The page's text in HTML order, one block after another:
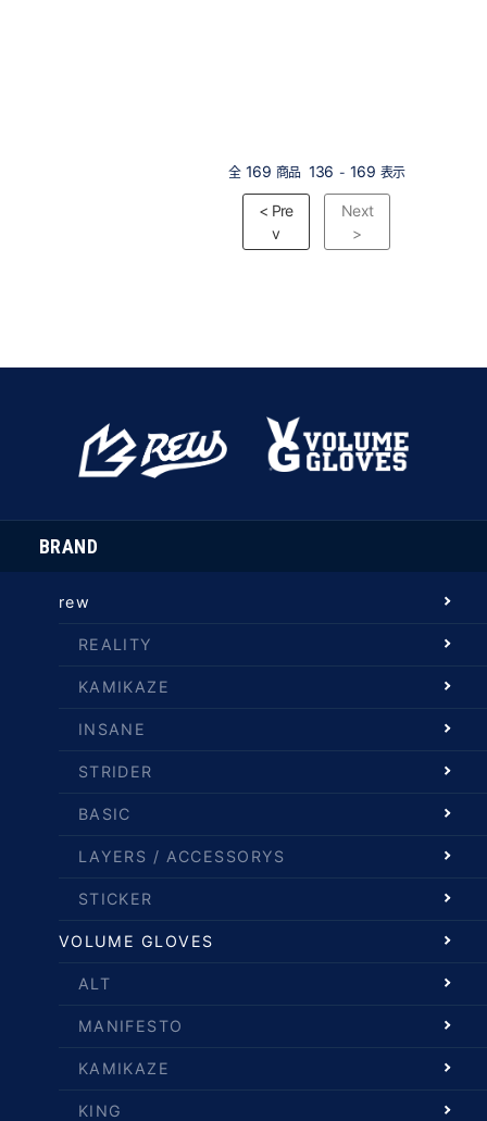
全 169 商品 136 - 169 表示
< Pre
v
Next
>
BRAND
rew
REALITY
KAMIKAZE
INSANE
STRIDER
BASIC
LAYERS / ACCESSORYS
STICKER
VOLUME GLOVES
ALT
MANIFESTO
KAMIKAZE
KING